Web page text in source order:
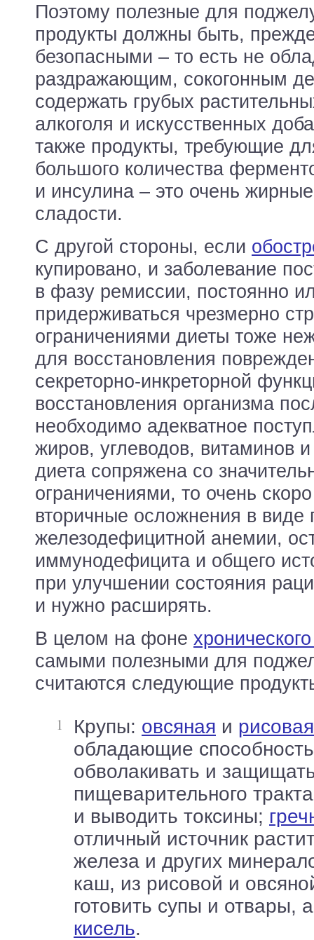
Поэтому полезные для
продукты должны быть,
безопасными – то есть не
раздражающим, сокогонным
содержать грубых
алкоголя и искусственных
также продукты, требующие
большого количества
и инсулина – это очень
сладости.
С другой стороны, если
купировано, и заболевание
в фазу ремиссии, постоянно
придерживаться чрезмерно
ограничениями диеты тоже
для восстановления
секреторно-инкреторной
восстановления организма
необходимо адекватное
жиров, углеводов, витаминов
диета сопряжена со
ограничениями, то очень
вторичные осложнения в виде
железодефицитной анемии,
иммунодефицита и общего
при улучшении состояния
и нужно расширять.
В целом на фоне
самыми полезными для
считаются следующие
Крупы: овсяная и рисовая
обладающие
обволакивать и
пищеварительного
и выводить токсины;
отличный источник
железа и других
каш, из рисовой и
готовить супы и отвары,
кисель.